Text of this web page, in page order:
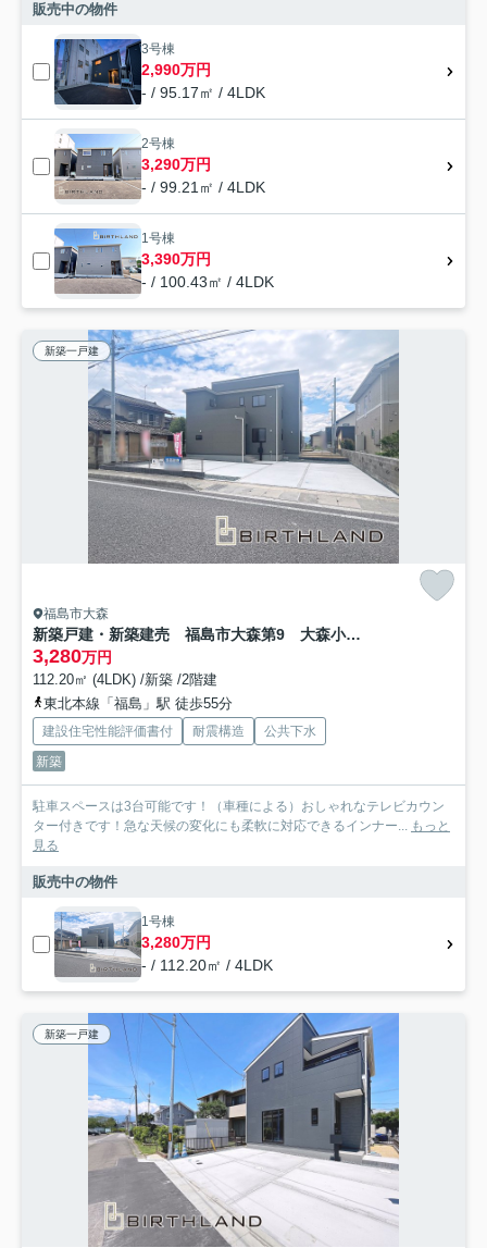
販売中の物件
3号棟
2,990万円
- / 95.17㎡ / 4LDK
2号棟
3,290万円
- / 99.21㎡ / 4LDK
1号棟
3,390万円
- / 100.43㎡ / 4LDK
新築一戸建
福島市大森
新築戸建・新築建売 福島市大森第9 大森小・信夫中
3,280万円
112.20㎡ (4LDK) /新築 /2階建
東北本線「福島」駅 徒歩55分
建設住宅性能評価書付 耐震構造
公共下水
新築
駐車スペースは3台可能です！（車種による）おしゃれなテレビカウン
ター付きです！急な天候の変化にも柔軟に対応できるインナー... もっと
見る
販売中の物件
1号棟
3,280万円
- / 112.20㎡ / 4LDK
新築一戸建